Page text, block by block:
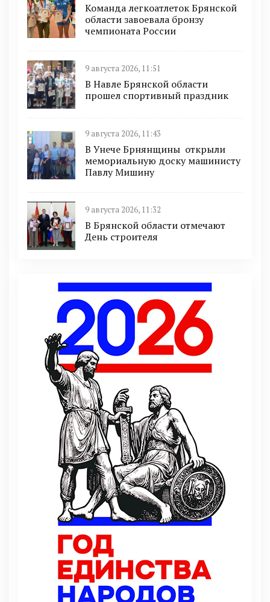
Команда легкоатлеток Брянской
области завоевала бронзу
чемпионата России
9 августа 2026, 11:51
В Навле Брянской области
прошел спортивный праздник
9 августа 2026, 11:43
В Унече Брнянщины открыли
мемориальную доску машинисту
Павлу Мишину
9 августа 2026, 11:32
В Брянской области отмечают
День строителя